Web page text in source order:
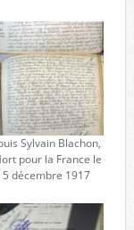
Sylvain Blachon,
pour la France le
5 décembre 1917